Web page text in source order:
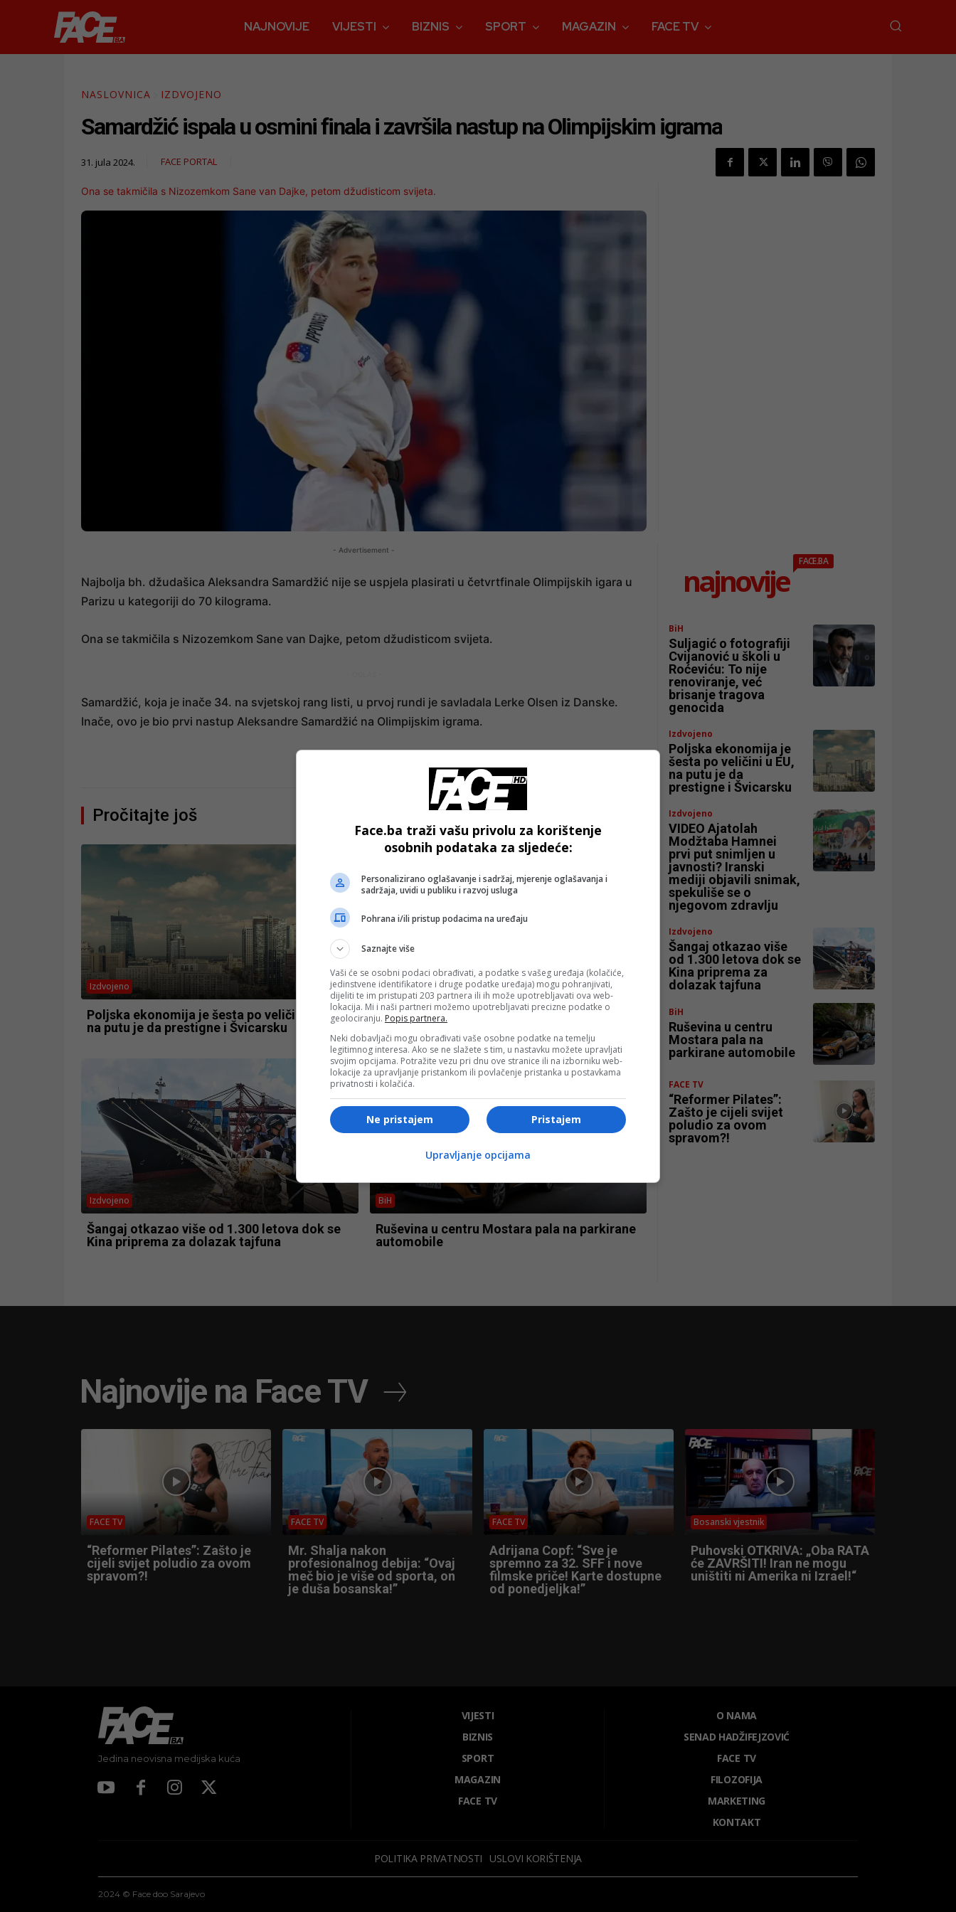
NAJNOVIJE VIJESTI BIZNIS SPORT MAGAZIN FACE TV
NASLOVNICA IZDVOJENO
Samardžić ispala u osmini finala i završila nastup na Olimpijskim igrama
31. jula 2024. FACE PORTAL
Ona se takmičila s Nizozemkom Sane van Dajke, petom džudisticom svijeta.
- Advertisement -
Najbolja bh. džudašica Aleksandra Samardžić nije se uspjela plasirati u četvrtfinale Olimpijskih igara u
Parizu u kategoriji do 70 kilograma.
Ona se takmičila s Nizozemkom Sane van Dajke, petom džudisticom svijeta.
Samardžić, koja je inače 34. na svjetskoj rang listi, u prvoj rundi je savladala Lerke Olsen iz Danske.
Inače, ovo je bio prvi nastup Aleksandre Samardžić na Olimpijskim igrama.
Pročitajte još
Izdvojeno
Poljska ekonomija je šesta po veličini u EU,
na putu je da prestigne i Švicarsku
Izdvojeno
VIDEO Ajatolah Modžtaba Hamnei prvi put
snimljen u javnosti? Iranski mediji objavili
snimak, spekuliše se o njegovom zdravlju
Izdvojeno
Šangaj otkazao više od 1.300 letova dok se
Kina priprema za dolazak tajfuna
BiH
Ruševina u centru Mostara pala na parkirane
automobile
najnovije
FACE.BA
BiH
Suljagić o fotografiji
Cvijanović u školi u
Roćeviću: To nije
renoviranje, već
brisanje tragova
genocida
Izdvojeno
Poljska ekonomija je
šesta po veličini u EU,
na putu je da
prestigne i Švicarsku
Izdvojeno
VIDEO Ajatolah
Modžtaba Hamnei
prvi put snimljen u
javnosti? Iranski
mediji objavili snimak,
spekuliše se o
njegovom zdravlju
Izdvojeno
Šangaj otkazao više
od 1.300 letova dok se
Kina priprema za
dolazak tajfuna
BiH
Ruševina u centru
Mostara pala na
parkirane automobile
FACE TV
“Reformer Pilates”:
Zašto je cijeli svijet
poludio za ovom
spravom?!
Najnovije na Face TV
FACE TV
“Reformer Pilates”: Zašto je
cijeli svijet poludio za ovom
spravom?!
FACE TV
Mr. Shalja nakon
profesionalnog debija: “Ovaj
meč bio je više od sporta, on
je duša bosanska!”
FACE TV
Adrijana Copf: “Sve je
spremno za 32. SFF i nove
filmske priče! Karte dostupne
od ponedjeljka!”
Bosanski vjestnik
Puhovski OTKRIVA: „Oba RATA
će ZAVRŠITI! Iran ne mogu
uništiti ni Amerika ni Izrael!“
Jedina neovisna medijska kuća
VIJESTI
BIZNIS
SPORT
MAGAZIN
FACE TV
O NAMA
SENAD HADŽIFEJZOVIĆ
FACE TV
FILOZOFIJA
MARKETING
KONTAKT
POLITIKA PRIVATNOSTI USLOVI KORIŠTENJA
2024 © Face doo Sarajevo
Face.ba traži vašu privolu za korištenje
osobnih podataka za sljedeće:
Personalizirano oglašavanje i sadržaj, mjerenje oglašavanja i
sadržaja, uvidi u publiku i razvoj usluga
Pohrana i/ili pristup podacima na uređaju
Saznajte više
Vaši će se osobni podaci obrađivati, a podatke s vašeg uređaja (kolačiće,
jedinstvene identifikatore i druge podatke uređaja) mogu pohranjivati,
dijeliti te im pristupati 203 partnera ili ih može upotrebljavati ova web-
lokacija. Mi i naši partneri možemo upotrebljavati precizne podatke o
geolociranju. Popis partnera.
Neki dobavljači mogu obrađivati vaše osobne podatke na temelju
legitimnog interesa. Ako se ne slažete s tim, u nastavku možete upravljati
svojim opcijama. Potražite vezu pri dnu ove stranice ili na izborniku web-
lokacije za upravljanje pristankom ili povlačenje pristanka u postavkama
privatnosti i kolačića.
Pristajem
Ne pristajem
Upravljanje opcijama